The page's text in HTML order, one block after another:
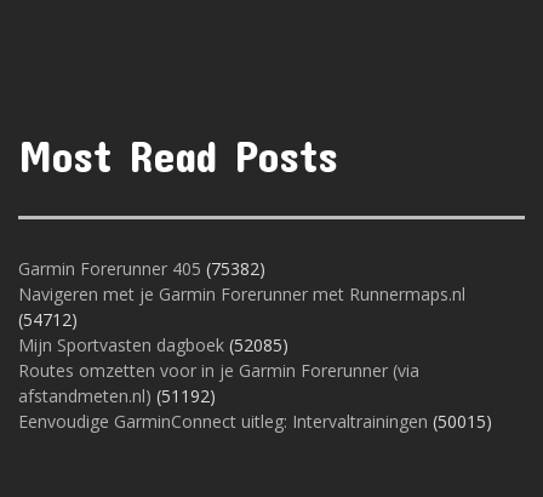
Most Read Posts
Garmin Forerunner 405 (75382)
Navigeren met je Garmin Forerunner met Runnermaps.nl
(54712)
Mijn Sportvasten dagboek (52085)
Routes omzetten voor in je Garmin Forerunner (via
afstandmeten.nl) (51192)
Eenvoudige GarminConnect uitleg: Intervaltrainingen (50015)